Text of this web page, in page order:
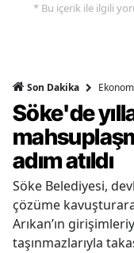
* Bu içerik ile ilgili
Son Dakika
Söke'de
adım atıldı
Söke Belediyesi,
çözüme
Arıkan’ın
taşınmazlarıyla